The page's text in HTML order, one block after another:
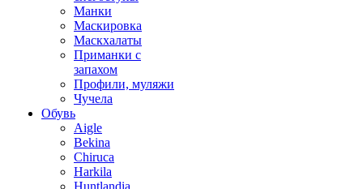
Манки
Маскировка
Маскхалаты
Приманки с
запахом
Профили, муляжи
Чучела
Обувь
Aigle
Bekina
Chiruсa
Harkila
Huntlandia